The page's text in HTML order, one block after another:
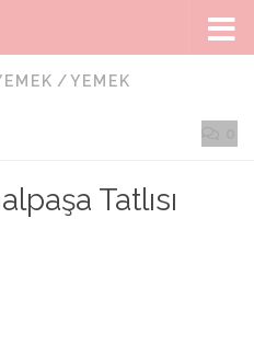
/YEMEK
Tatlısı